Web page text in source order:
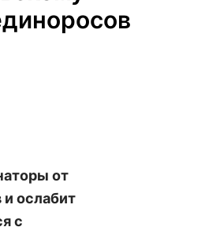
от
ослабит
с